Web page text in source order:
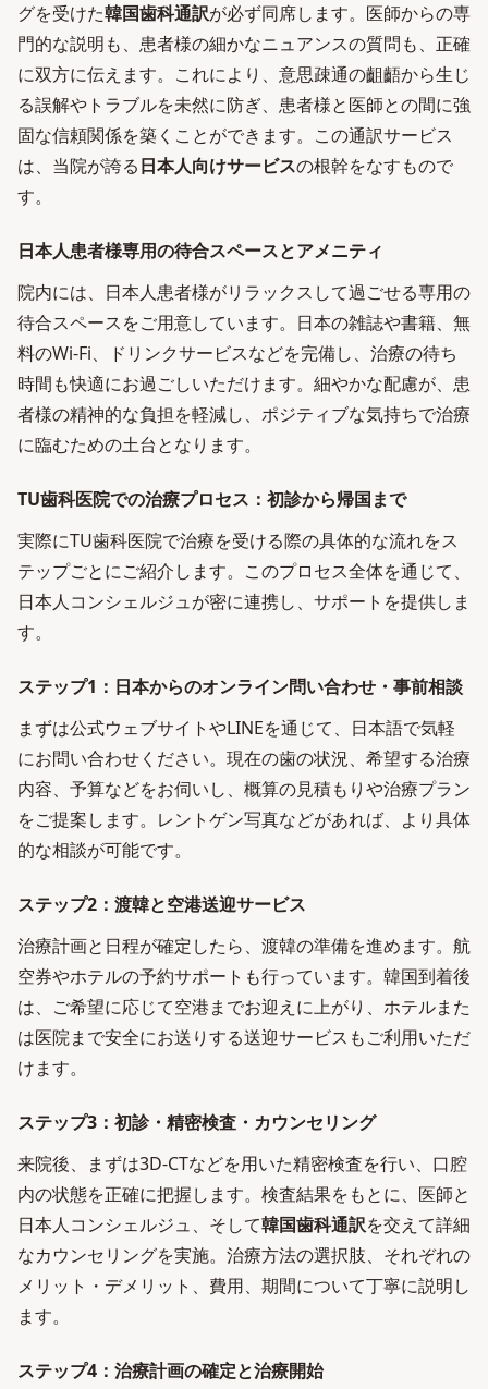
グを受けた韓国歯科通訳が必ず同席します。医師からの専
門的な説明も、患者様の細かなニュアンスの質問も、正確
に双方に伝えます。これにより、意思疎通の齟齬から生じ
る誤解やトラブルを未然に防ぎ、患者様と医師との間に強
固な信頼関係を築くことができます。この通訳サービス
は、当院が誇る日本人向けサービスの根幹をなすもので
す。
日本人患者様専用の待合スペースとアメニティ
院内には、日本人患者様がリラックスして過ごせる専用の
待合スペースをご用意しています。日本の雑誌や書籍、無
料のWi-Fi、ドリンクサービスなどを完備し、治療の待ち
時間も快適にお過ごしいただけます。細やかな配慮が、患
者様の精神的な負担を軽減し、ポジティブな気持ちで治療
に臨むための土台となります。
TU歯科医院での治療プロセス：初診から帰国まで
実際にTU歯科医院で治療を受ける際の具体的な流れをス
テップごとにご紹介します。このプロセス全体を通じて、
日本人コンシェルジュが密に連携し、サポートを提供しま
す。
ステップ1：日本からのオンライン問い合わせ・事前相談
まずは公式ウェブサイトやLINEを通じて、日本語で気軽
にお問い合わせください。現在の歯の状況、希望する治療
内容、予算などをお伺いし、概算の見積もりや治療プラン
をご提案します。レントゲン写真などがあれば、より具体
的な相談が可能です。
ステップ2：渡韓と空港送迎サービス
治療計画と日程が確定したら、渡韓の準備を進めます。航
空券やホテルの予約サポートも行っています。韓国到着後
は、ご希望に応じて空港までお迎えに上がり、ホテルまた
は医院まで安全にお送りする送迎サービスもご利用いただ
けます。
ステップ3：初診・精密検査・カウンセリング
来院後、まずは3D-CTなどを用いた精密検査を行い、口腔
内の状態を正確に把握します。検査結果をもとに、医師と
日本人コンシェルジュ、そして韓国歯科通訳を交えて詳細
なカウンセリングを実施。治療方法の選択肢、それぞれの
メリット・デメリット、費用、期間について丁寧に説明し
ます。
ステップ4：治療計画の確定と治療開始